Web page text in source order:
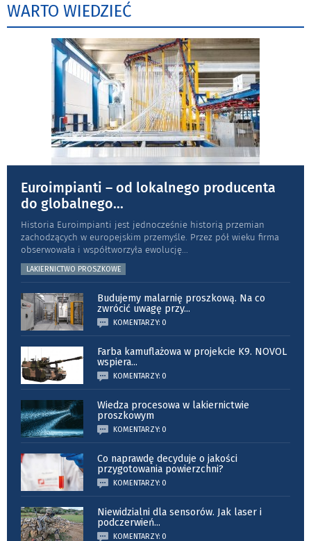
WARTO WIEDZIEĆ
Euroimpianti – od lokalnego producenta
do globalnego...
Historia Euroimpianti jest jednocześnie historią przemian
zachodzących w europejskim przemyśle. Przez pół wieku firma
obserwowała i współtworzyła ewolucję
LAKIERNICTWO PROSZKOWE
Budujemy malarnię proszkową. Na co
zwrócić uwagę przy...
KOMENTARZY: 0
Farba kamuflażowa w projekcie K9. NOVOL
wspiera...
KOMENTARZY: 0
Wiedza procesowa w lakiernictwie
proszkowym
KOMENTARZY: 0
Co naprawdę decyduje o jakości
przygotowania powierzchni?
KOMENTARZY: 0
Niewidzialni dla sensorów. Jak laser i
podczerwień...
KOMENTARZY: 0